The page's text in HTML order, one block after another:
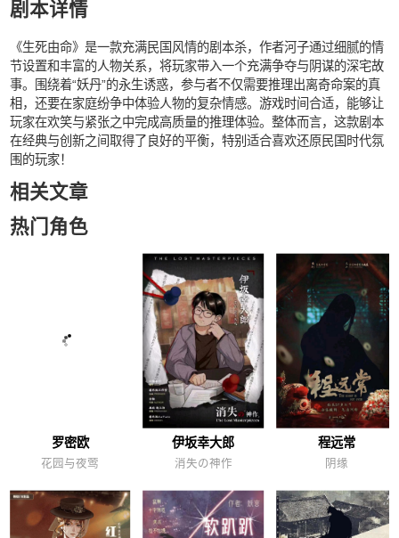
剧本详情
《生死由命》是一款充满民国风情的剧本杀，作者河子通过细腻的情
节设置和丰富的人物关系，将玩家带入一个充满争夺与阴谋的深宅故
事。围绕着“妖丹”的永生诱惑，参与者不仅需要推理出离奇命案的真
相，还要在家庭纷争中体验人物的复杂情感。游戏时间合适，能够让
玩家在欢笑与紧张之中完成高质量的推理体验。整体而言，这款剧本
在经典与创新之间取得了良好的平衡，特别适合喜欢还原民国时代氛
围的玩家！
相关文章
热门角色
罗密欧
花园与夜莺
伊坂幸大郎
消失の神作
程远常
阴缘